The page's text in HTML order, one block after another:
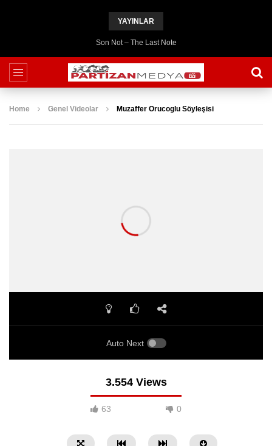
YAYINLAR
Son Not – The Last Note
Home Genel Videolar Muzaffer Orucoglu Söyleşisi
Auto Next
3.554 Views
63 0